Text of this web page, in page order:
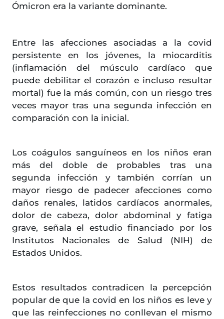
Ómicron era la variante dominante.
Entre las afecciones asociadas a la covid
persistente en los jóvenes, la miocarditis
(inflamación del músculo cardíaco que
puede debilitar el corazón e incluso resultar
mortal) fue la más común, con un riesgo tres
veces mayor tras una segunda infección en
comparación con la inicial.
Los coágulos sanguíneos en los niños eran
más del doble de probables tras una
segunda infección y también corrían un
mayor riesgo de padecer afecciones como
daños renales, latidos cardíacos anormales,
dolor de cabeza, dolor abdominal y fatiga
grave, señala el estudio financiado por los
Institutos Nacionales de Salud (NIH) de
Estados Unidos.
Estos resultados contradicen la percepción
popular de que la covid en los niños es leve y
que las reinfecciones no conllevan el mismo